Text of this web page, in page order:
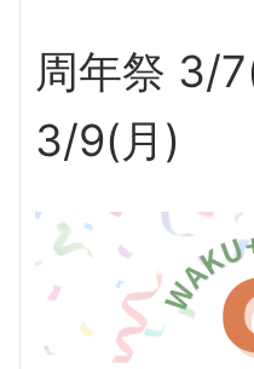
周年祭 3/
3/9(月)